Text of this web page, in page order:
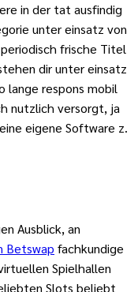
in der tat ausfindig
unter einsatz von
frische Titel
dir unter einsatz
lange respons mobil
nutzlich versorgt, ja
eigene Software z.
Ausblick, an
Betswap fachkundige
Spielhallen
Slots beliebt